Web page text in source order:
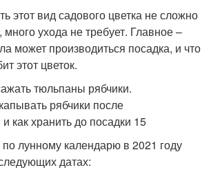
этот вид садового цветка не сложно
ухода не требует. Главное –
может производиться посадка, и что
этот цветок.
лунному календарю в 2021 году
датах: